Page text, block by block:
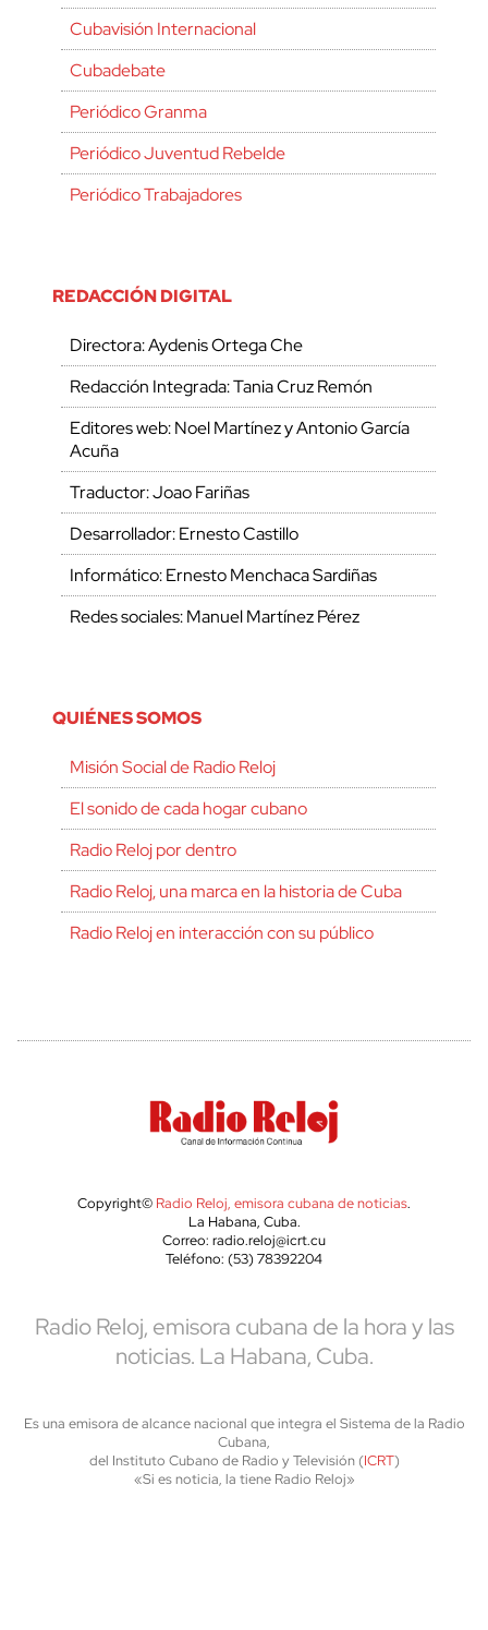
Cubavisión Internacional
Cubadebate
Periódico Granma
Periódico Juventud Rebelde
Periódico Trabajadores
REDACCIÓN DIGITAL
Directora: Aydenis Ortega Che
Redacción Integrada: Tania Cruz Remón
Editores web: Noel Martínez y Antonio García
Acuña
Traductor: Joao Fariñas
Desarrollador: Ernesto Castillo
Informático: Ernesto Menchaca Sardiñas
Redes sociales: Manuel Martínez Pérez
QUIÉNES SOMOS
Misión Social de Radio Reloj
El sonido de cada hogar cubano
Radio Reloj por dentro
Radio Reloj, una marca en la historia de Cuba
Radio Reloj en interacción con su público
Copyright© Radio Reloj, emisora cubana de noticias.
La Habana, Cuba.
Correo: radio.reloj@icrt.cu
Teléfono: (53) 78392204
Radio Reloj, emisora cubana de la hora y las
noticias. La Habana, Cuba.
Es una emisora de alcance nacional que integra el Sistema de la Radio
Cubana,
del Instituto Cubano de Radio y Televisión (ICRT)
«Si es noticia, la tiene Radio Reloj»